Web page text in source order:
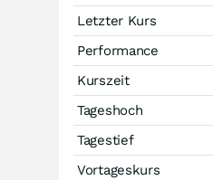
Letzter Kurs
Performance
Kurszeit
Tageshoch
Tagestief
Vortageskurs